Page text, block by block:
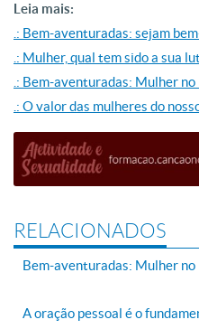
Leia mais:
.: Bem-aventuradas: sejam
.: Mulher, qual tem sido a sua
.: Bem-aventuradas: Mulher
.: O valor das mulheres do
RELACIONADOS
Bem-aventuradas: Mulher
A oração pessoal é o